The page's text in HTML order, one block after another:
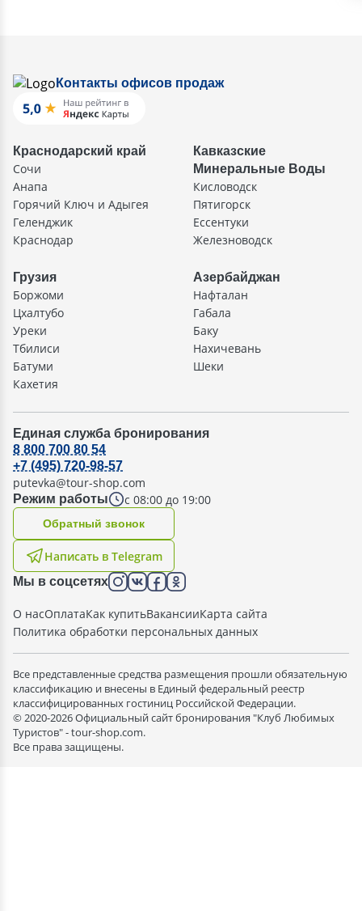
Контакты офисов продаж
Краснодарский край
Сочи
Анапа
Горячий Ключ и Адыгея
Геленджик
Краснодар
Кавказские
Минеральные Воды
Кисловодск
Пятигорск
Ессентуки
Железноводск
Грузия
Боржоми
Цхалтубо
Уреки
Тбилиси
Батуми
Кахетия
Азербайджан
Нафталан
Габала
Баку
Нахичевань
Шеки
Единая служба бронирования
Режим работы с 08:00 до 19:00
8 800 700 80 54
+7 (495) 720-98-57
putevka@tour-shop.com
Написать в Telegram
Oбратный звонок
Мы в соцсетях
О насОплатаКак купитьВакансииКарта сайта
Политика обработки персональных данных
Все представленные средства размещения прошли обязательную
классификацию и внесены в Единый федеральный реестр
классифицированных гостиниц Российской Федерации.
© 2020-2026 Официальный сайт бронирования "Клуб Любимых
Туристов" - tour-shop.com.
Все права защищены.